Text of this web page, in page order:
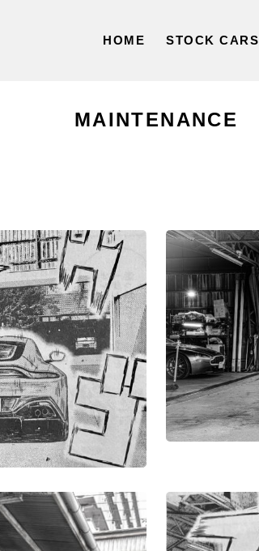
HOME STOCK CARS
MAINTENANCE